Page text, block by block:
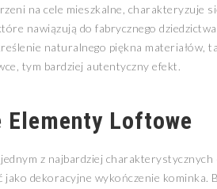
na cele mieszkalne, charakteryzuje
które nawiązują do fabrycznego
naturalnego piękna materiałów,
tym bardziej autentyczny efekt.
Elementy Loftowe
z najbardziej charakterystycznych
jako dekoracyjne wykończenie kominka.